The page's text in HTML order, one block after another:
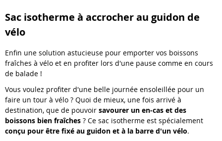
Sac isotherme à accrocher au guidon de
vélo
Enfin une solution astucieuse pour emporter vos boissons
fraîches à vélo et en profiter lors d'une pause comme en cours
de balade !
Vous voulez profiter d'une belle journée ensoleillée pour un
faire un tour à vélo ? Quoi de mieux, une fois arrivé à
destination, que de pouvoir savourer un en-cas et des
boissons bien fraîches ? Ce sac isotherme est spécialement
conçu pour être fixé au guidon et à la barre d'un vélo.